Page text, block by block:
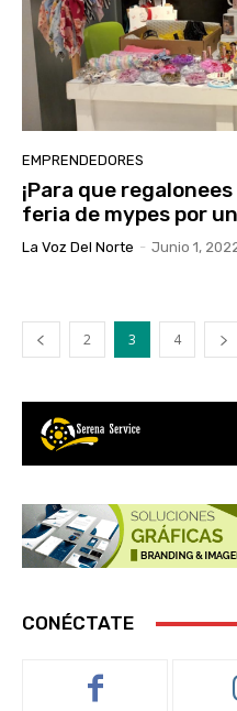
EMPRENDEDORES
¡Para que
feria de mypes por
La Voz Del Norte - Junio 1,
2 3 4
CONÉCTATE